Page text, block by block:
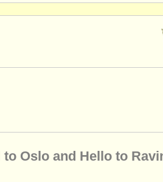
klassischen musik
Oslo and Hello to